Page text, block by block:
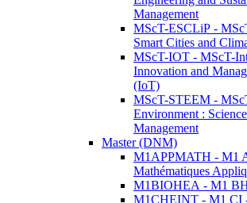
Management
MScT-ESCLiP -
Smart Cities and
MScT-IOT - MScT-
Innovation and
(IoT)
MScT-STEEM -
Environment :
Management
Master (DNM)
M1APPMATH - M1
Mathématiques
M1BIOHEA - M1
M1CHEINT - M1 CI